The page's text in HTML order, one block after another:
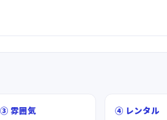
③ 雰囲気 ④ レンタル